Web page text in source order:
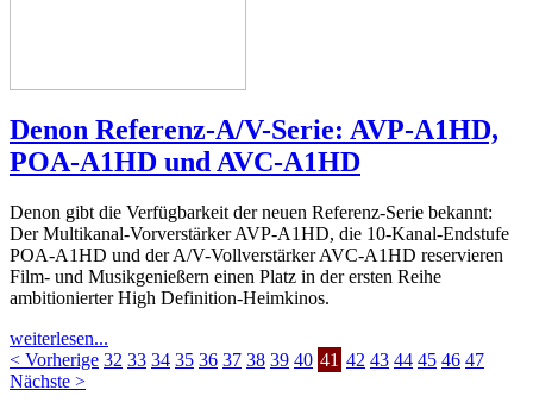
Denon Referenz-A/V-Serie: AVP-A1HD,
POA-A1HD und AVC-A1HD
Denon gibt die Verfügbarkeit der neuen Referenz-Serie bekannt:
Der Multikanal-Vorverstärker AVP-A1HD, die 10-Kanal-Endstufe
POA-A1HD und der A/V-Vollverstärker AVC-A1HD reservieren
Film- und Musikgenießern einen Platz in der ersten Reihe
ambitionierter High Definition-Heimkinos.
weiterlesen...
< Vorherige 32 33 34 35 36 37 38 39 40 41 42 43 44 45 46 47
Nächste >